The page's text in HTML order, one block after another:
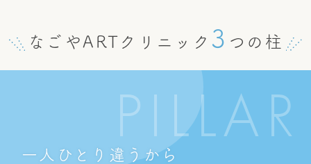
なごやARTクリニック 3 つの柱
PILLAR
一人ひとり違うから